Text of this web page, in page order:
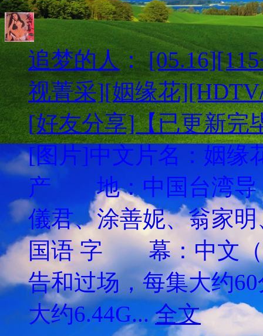
追梦的人 ：
视菁采][姻缘花
[好友分享]【已更新完
[图片]中文片名：姻缘
产 地：中国台湾
儀君、涂善妮、翁家
国语 字 幕：中文（
告和过场，每集大约
大约6.44G...全文